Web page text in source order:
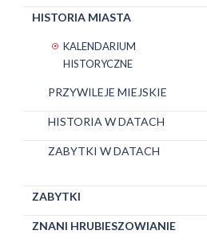
HISTORIA MIASTA
KALENDARIUM
HISTORYCZNE
PRZYWILEJE MIEJSKIE
HISTORIA W DATACH
ZABYTKI W DATACH
ZABYTKI
ZNANI HRUBIESZOWIANIE